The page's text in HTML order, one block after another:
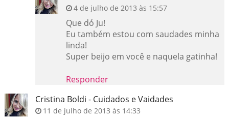
4 de julho de 2013 às 15:57
Que dó Ju!
Eu também estou com saudades minha
linda!
Super beijo em você e naquela gatinha!
Responder
Cristina Boldi - Cuidados e Vaidades
11 de julho de 2013 às 14:33